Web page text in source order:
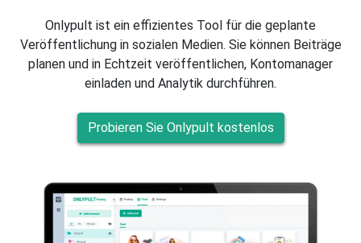
Onlypult ist ein effizientes Tool für die geplante
Veröffentlichung in sozialen Medien. Sie können Beiträge
planen und in Echtzeit veröffentlichen, Kontomanager
einladen und Analytik durchführen.
Probieren Sie Onlypult kostenlos